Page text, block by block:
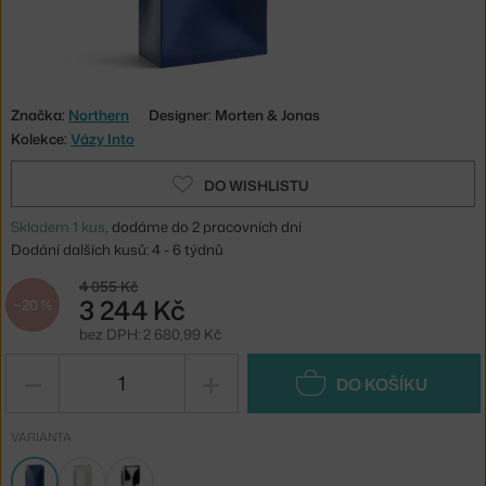
Značka: Northern
Designer: Morten & Jonas
Kolekce: Vázy Into
DO WISHLISTU
Skladem 1 kus, dodáme do 2 pracovních dní
Dodání dalších kusů: 4 - 6 týdnů
−20 %
4 055 Kč
3 244 Kč
bez DPH: 2 680,99 Kč
DO KOŠÍKU
VARIANTA